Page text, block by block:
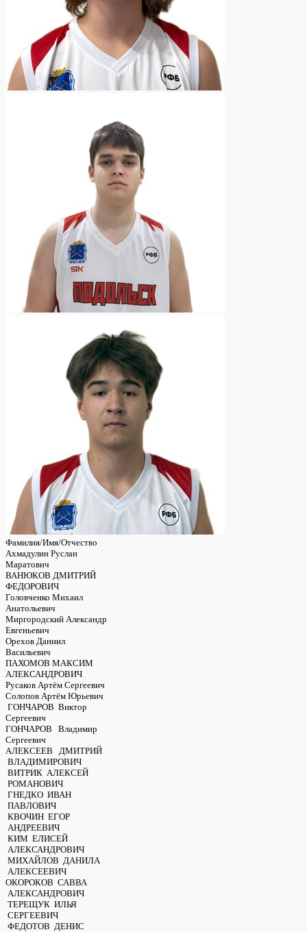
Фамилия/Имя/Отчество
Ахмадулин Руслан
Маратович
ВАНЮКОВ ДМИТРИЙ
ФЕДОРОВИЧ
Головченко Михаил
Анатольевич
Миргородский Александр
Евгеньевич
Орехов Даниил
Васильевич
ПАХОМОВ МАКСИМ
АЛЕКСАНДРОВИЧ
Русаков Артём Сергеевич
Солопов Артём Юрьевич
ГОНЧАРОВ Виктор
Сергеевич
ГОНЧАРОВ Владимир
Сергеевич
АЛЕКСЕЕВ ДМИТРИЙ
ВЛАДИМИРОВИЧ
ВИТРИК АЛЕКСЕЙ
РОМАНОВИЧ
ГНЕДКО ИВАН
ПАВЛОВИЧ
КВОЧИН ЕГОР
АНДРЕЕВИЧ
КИМ ЕЛИСЕЙ
АЛЕКСАНДРОВИЧ
МИХАЙЛОВ ДАНИЛА
АЛЕКСЕЕВИЧ
ОКОРОКОВ САВВА
АЛЕКСАНДРОВИЧ
ТЕРЕЩУК ИЛЬЯ
СЕРГЕЕВИЧ
ФЕДОТОВ ДЕНИС